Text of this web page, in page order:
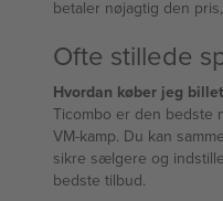
betaler nøjagtig den
Ofte stillede
Hvordan køber jeg
Ticombo er den bedste
VM-kamp. Du kan
sikre sælgere og
bedste tilbud.